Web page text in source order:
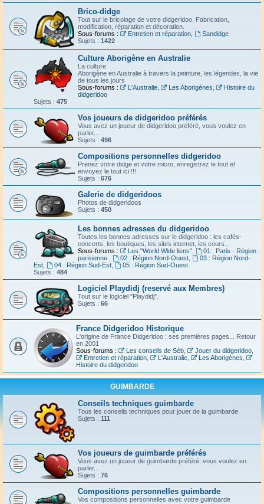
Brico-didge
Tout sur le bricolage de votre didgeridoo. Fabrication,
modification, réparation et décoration.
Sous-forums :
Entretien et réparation,
Sandidge
Sujets : 1422
Culture Aborigène en Australie
La culture
Aborigène en Australie à travers la peinture, les légendes, la vie
de tous les jours
Sous-forums :
L'Australie, Les Aborigènes
Histoire du
didgeridoo
Sujets : 475
Vos joueurs de didgeridoo préférés
Vous avez un joueur de didgeridoo préféré, vous voulez en
parler...
Sujets : 496
Compositions personnelles didgeridoo
Prenez votre didge et votre micro, enregistrez le tout et
envoyez le tout ici !!!
Sujets : 676
Galerie de didgeridoos
Photos de didgeridoos
Sujets : 450
Les bonnes adresses du didgeridoo
Toutes les bonnes adresses sur le didgeridoo : les cafés-
concerts, les boutiques, les sites internet, les cours...
Sous-forums :
Les "World Wide liens",
01 : Paris - Région
parisienne.
02 : Région Nord-Ouest,
03 : Région Nord-
Est
04 : Région Sud-Est,
05 : Région Sud-Ouest
Sujets : 484
Logiciel Playdidj (reservé aux Membres)
Tout sur le logiciel "Playdidj".
Sujets : 66
France Didgeridoo Historique
L'origine de France Didgeridoo : ses premières pages... Retour
en 2001
Sous-forums :
Les conseils de Séb, Jouer du didgeridoo,
Entretien et réparation, L'Australie, Les Aborigènes
Histoire du didgeridoo
GUIMBARDE
Conseils techniques guimbarde
Tous les conseils techniques pour jouer de la guimbarde
Sujets : 111
Vos joueurs de guimbarde préférés
Vous avez un joueur de guimbarde préféré, vous voulez en
parler...
Sujets : 76
Compositions personnelles guimbarde
Vos compositions personnelles avec votre guimbarde